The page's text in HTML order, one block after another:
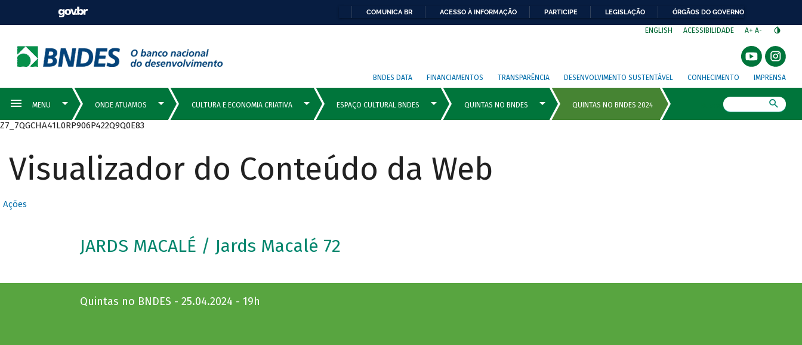
COMUNICA BR ACESSO À INFORMAÇÃO PARTICIPE LEGISLAÇÃO ÓRGÃOS DO GOVERNO
ENGLISH ACESSIBILIDADE A+ A-
BNDES DATA FINANCIAMENTOS TRANSPARÊNCIA DESENVOLVIMENTO SUSTENTÁVEL CONHECIMENTO IMPRENSA
Z7_7QGCHA41L0RP906P422Q9Q0E83
Visualizador do Conteúdo da Web
Ações
JARDS MACALÉ / Jards Macalé 72
Quintas no BNDES - 25.04.2024 - 19h